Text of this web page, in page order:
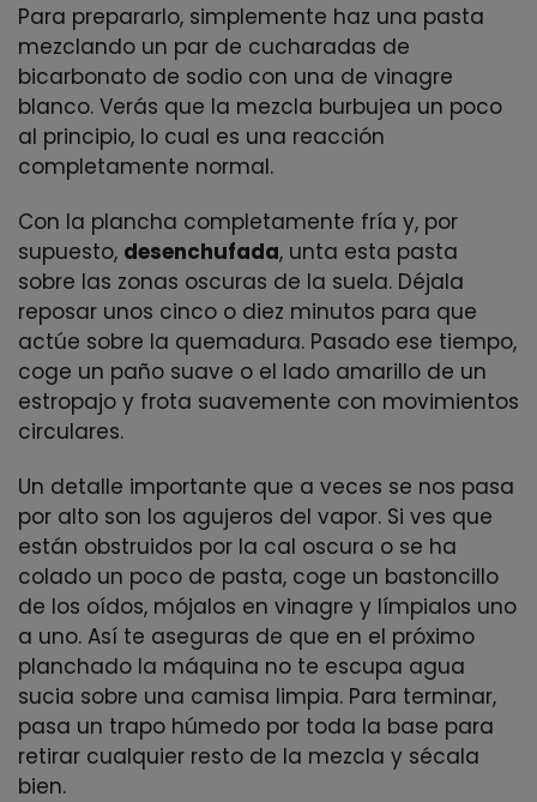
Para prepararlo, simplemente haz una pasta
mezclando un par de cucharadas de
bicarbonato de sodio con una de vinagre
blanco. Verás que la mezcla burbujea un poco
al principio, lo cual es una reacción
completamente normal.
Con la plancha completamente fría y, por
supuesto, desenchufada, unta esta pasta
sobre las zonas oscuras de la suela. Déjala
reposar unos cinco o diez minutos para que
actúe sobre la quemadura. Pasado ese tiempo,
coge un paño suave o el lado amarillo de un
estropajo y frota suavemente con movimientos
circulares.
Un detalle importante que a veces se nos pasa
por alto son los agujeros del vapor. Si ves que
están obstruidos por la cal oscura o se ha
colado un poco de pasta, coge un bastoncillo
de los oídos, mójalos en vinagre y límpialos uno
a uno. Así te aseguras de que en el próximo
planchado la máquina no te escupa agua
sucia sobre una camisa limpia. Para terminar,
pasa un trapo húmedo por toda la base para
retirar cualquier resto de la mezcla y sécala
bien.